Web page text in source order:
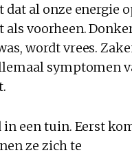
al onze energie
voorheen.
wordt vrees.
symptomen
een tuin. Eerst
ze zich te